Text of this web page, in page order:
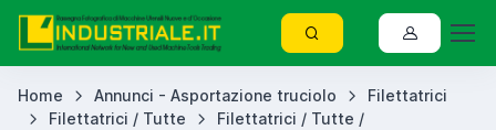
Home Annunci - Asportazione truciolo
Filettatrici
Filettatrici / Tutte
Filettatrici / Tutte /